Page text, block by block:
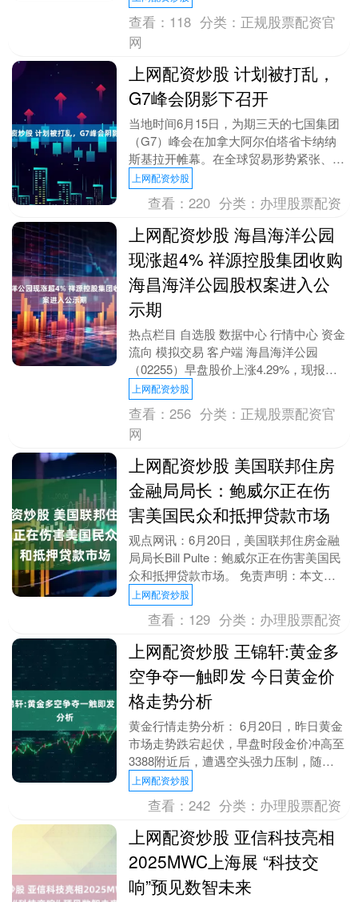
式暨首场沙龙....
查看： 118 分类： 正规股票配资官
网
上网配资炒股 计划被打乱，
G7峰会阴影下召开
当地时间6月15日，为期三天的七国集团
（G7）峰会在加拿大阿尔伯塔省卡纳纳
斯基拉开帷幕。在全球贸易形势紧张、地
区冲突持续等背景下，G7本就面临艰巨
挑战，而中东局....
上网配资炒股
查看：220 分类： 办理股票配资
上网配资炒股 海昌海洋公园
现涨超4% 祥源控股集团收购
海昌海洋公园股权案进入公
示期
热点栏目 自选股 数据中心 行情中心 资金
流向 模拟交易 客户端 海昌海洋公园
（02255）早盘股价上涨4.29%，现报
0.73港元，成交额1355.16万港元....
上网配资炒股
查看：256 分类： 正规股票配资官
网
上网配资炒股 美国联邦住房
金融局局长：鲍威尔正在伤
害美国民众和抵押贷款市场
观点网讯：6月20日，美国联邦住房金融
局局长Bill Pulte：鲍威尔正在伤害美国民
众和抵押贷款市场。 免责声明：本文内
容与数据由观点根据公开信息整理，不构
成....
上网配资炒股
查看： 129 分类： 办理股票配资
上网配资炒股 王锦轩:黄金多
空争夺一触即发 今日黄金价
格走势分析
黄金行情走势分析： 6月20日，昨日黄金
市场走势跌宕起伏，早盘时段金价冲高至
3388附近后，遭遇空头强力压制，随即
展开回落。欧盘阶段，价格更是急转直
下，一度触及....
上网配资炒股
查看：242 分类： 办理股票配资
上网配资炒股 亚信科技亮相
2025MWC上海展 “科技交
响”预见数智未来